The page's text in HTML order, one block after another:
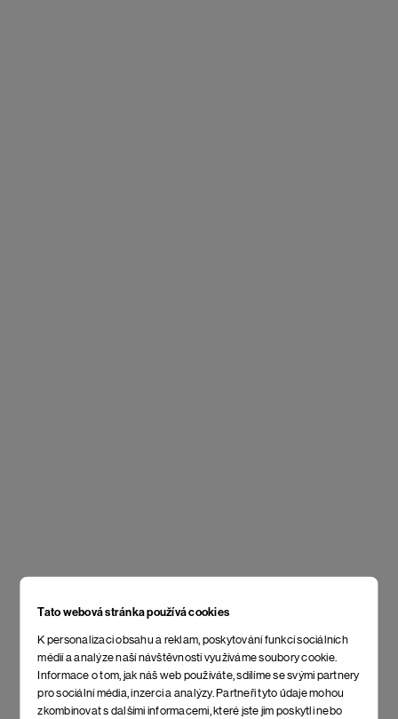
Tato webová stránka používá cookies
K personalizaci obsahu a reklam, poskytování funkcí sociálních
médií a analýze naší návštěvnosti využíváme soubory cookie.
Informace o tom, jak náš web používáte, sdílíme se svými partnery
pro sociální média, inzerci a analýzy. Partneři tyto údaje mohou
zkombinovat s dalšími informacemi, které jste jim poskytli nebo